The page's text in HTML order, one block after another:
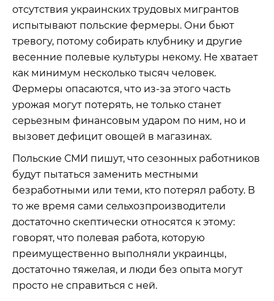
отсутствия украинских трудовых мигрантов
испытывают польские фермеры. Они бьют
тревогу, потому собирать клубнику и другие
весенние полевые культуры некому. Не хватает
как минимум несколько тысяч человек.
Фермеры опасаются, что из-за этого часть
урожая могут потерять, не только станет
серьезным финансовым ударом по ним, но и
вызовет дефицит овощей в магазинах.
Польские СМИ пишут, что сезонных работников
будут пытаться заменить местными
безработными или теми, кто потерял работу. В
то же время сами сельхозпроизводители
достаточно скептически относятся к этому:
говорят, что полевая работа, которую
преимущественно выполняли украинцы,
достаточно тяжелая, и люди без опыта могут
просто не справиться с ней.